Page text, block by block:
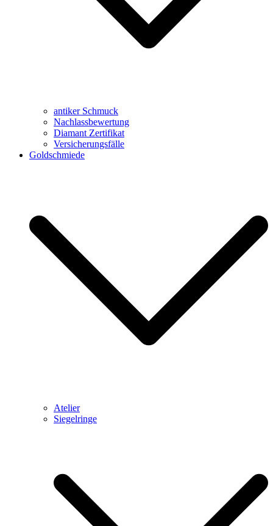
antiker Schmuck
Nachlassbewertung
Diamant Zertifikat
Versicherungsfälle
Goldschmiede
Atelier
Siegelringe